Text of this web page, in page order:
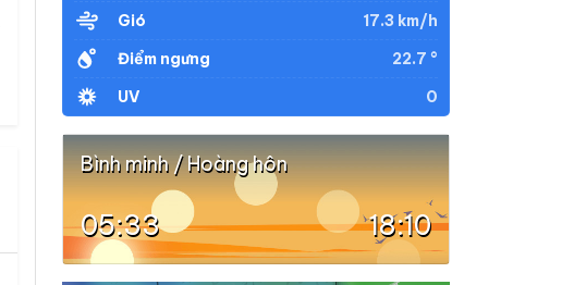
Gió
17.3 km/h
Điểm ngưng
22.7 °
UV
0
Bình minh / Hoàng hôn
05:33 18:10